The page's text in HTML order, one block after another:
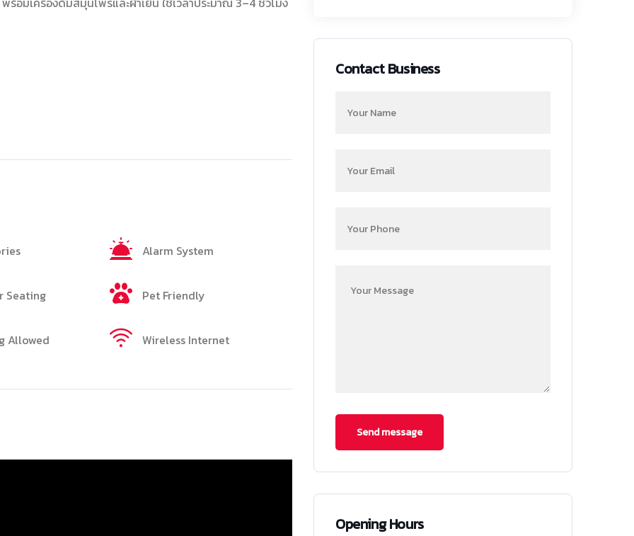
Alarm System
Seating Pet Friendly
Allowed Wireless Internet
Contact Business
Opening Hours